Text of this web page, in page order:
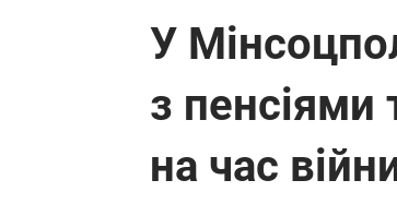
У
з пенсіями
на час